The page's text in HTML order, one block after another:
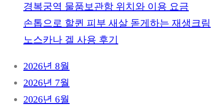
경복궁역 물품보관함 위치와 이용 요금
손톱으로 할퀸 피부 새살 돋게하는 재생크림
노스카나 겔 사용 후기
2026년 8월
2026년 7월
2026년 6월